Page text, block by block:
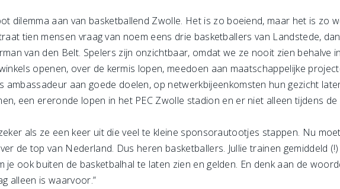
dilemma aan van basketballend Zwolle. Het is zo boeiend, maar het is zo
tien mensen vraag van noem eens drie basketballers van Landstede,
van den Belt. Spelers zijn onzichtbaar, omdat we ze nooit zien behalve
openen, over de kermis lopen, meedoen aan maatschappelijke
ambassadeur aan goede doelen, op netwerkbijeenkomsten hun gezicht
een ereronde lopen in het PEC Zwolle stadion en er niet alleen tijdens de
als ze een keer uit die veel te kleine sponsorautootjes stappen. Nu
de top van Nederland. Dus heren basketballers. Jullie trainen gemiddeld
je ook buiten de basketbalhal te laten zien en gelden. En denk aan de
alleen is waarvoor.”